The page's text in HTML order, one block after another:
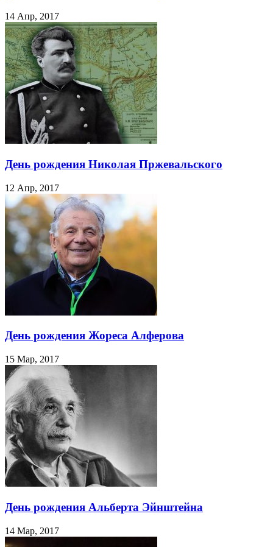
14 Апр, 2017
День рождения Николая Пржевальского
12 Апр, 2017
День рождения Жореса Алферова
15 Мар, 2017
День рождения Альберта Эйнштейна
14 Мар, 2017